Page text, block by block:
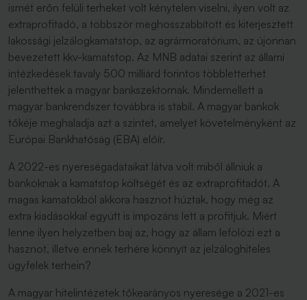
ismét erőn felüli terheket volt kénytelen viselni, ilyen volt az
extraprofitadó, a többször meghosszabbított és kiterjesztett
lakossági jelzálogkamatstop, az agrármoratórium, az újonnan
bevezetett kkv-kamatstop. Az MNB adatai szerint az állami
intézkedések tavaly 500 milliárd forintos többletterhet
jelenthettek a magyar bankszektornak. Mindemellett a
magyar bankrendszer továbbra is stabil. A magyar bankok
tőkéje meghaladja azt a szintet, amelyet követelményként az
Európai Bankhatóság (EBA) előír.
A 2022-es nyereségadataikat látva volt miből állniuk a
bankoknak a kamatstop költségét és az extraprofitadót. A
magas kamatokból akkora hasznot húztak, hogy még az
extra kiadásokkal együtt is impozáns lett a profitjuk. Miért
lenne ilyen helyzetben baj az, hogy az állam lefölözi ezt a
hasznot, illetve ennek terhére könnyít az jelzáloghiteles
ügyfelek terhein?
A magyar hitelintézetek tőkearányos nyeresége a 2021-es